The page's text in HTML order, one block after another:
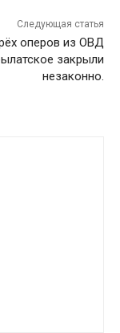
Следующая статья
оперов из ОВД
закрыли
незаконно.